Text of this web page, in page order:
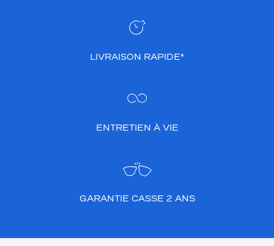
LIVRAISON RAPIDE*
ENTRETIEN À VIE
GARANTIE CASSE 2 ANS